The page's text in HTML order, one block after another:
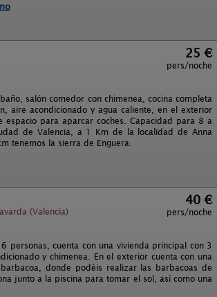
25 €
pers/noche
salón comedor con chimenea, cocina completa
aire acondicionado y agua caliente, en el exterior
para aparcar coches. Capacidad para 8 a
de Valencia, a 1 Km de la localidad de Anna
tenemos la sierra de Enguera.
(Valencia)
40 €
pers/noche
personas, cuenta con una vivienda principal con 3
y chimenea. En el exterior cuenta con una
donde podéis realizar las barbacoas de
junto a la piscina para tomar el sol, así como una